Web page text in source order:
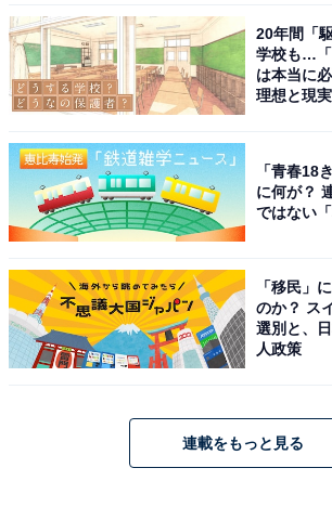
20年間「
学校も…「
は本当に
理想と現実
「青春18
に何が？
ではない
「移民」
のか？ ス
選別と、
人政策
連載をもっと見る